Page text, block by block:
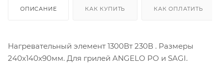
ОПИСАНИЕ КАК КУПИТЬ КАК ОПЛАТИТЬ
Нагревательный элемент 1300Вт 230В . Размеры
240х140x90мм. Для грилей ANGELO PO и SAGI.